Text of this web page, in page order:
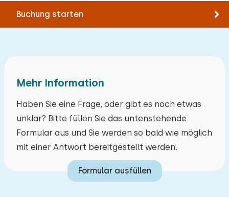
Buchung starten
Mehr Information
Haben Sie eine Frage, oder gibt es noch etwas
unklar? Bitte füllen Sie das untenstehende
Formular aus und Sie werden so bald wie möglich
mit einer Antwort bereitgestellt werden.
Formular ausfüllen